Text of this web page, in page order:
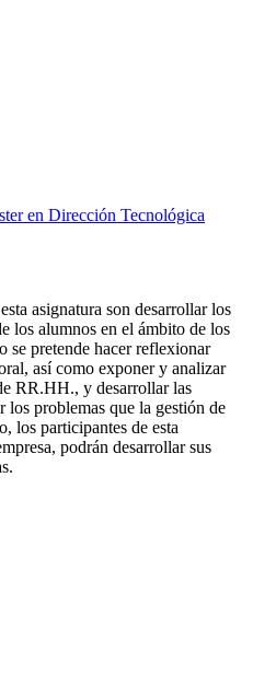
en Dirección Tecnológica
asignatura son desarrollar los
los alumnos en el ámbito de los
se pretende hacer reflexionar
así como exponer y analizar
RR.HH., y desarrollar las
los problemas que la gestión de
los participantes de esta
podrán desarrollar sus